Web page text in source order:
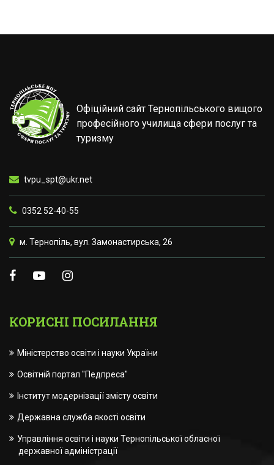
Офіційний сайт Тернопільського вищого
професійного училища сфери послуг та
туризму
tvpu_spt@ukr.net
0352 52-40-55
м. Тернопіль, вул. Замонастирська, 26
КОРИСНІ ПОСИЛАННЯ
Міністерство освіти і науки України
Освітній портал "Педпреса"
Інститут модернізації змісту освіти
Державна служба якості освіти
Управління освіти і науки Тернопільської обласної
державної адміністрації